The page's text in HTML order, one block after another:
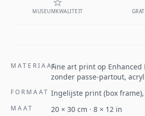
MUSEUMKWALITEIT
MATERIAALFine art print op Enhanced
zonder passe-partout,
FORMAAT Ingelijste print (box
MAAT 20 × 30 cm · 8 × 12 in